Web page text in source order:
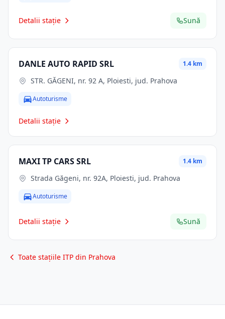
Detalii stație Sună
DANLE AUTO RAPID SRL 1.4 km
STR. GĂGENI, nr. 92 A, Ploiesti, jud. Prahova
Autoturisme
Detalii stație
MAXI TP CARS SRL 1.4 km
Strada Găgeni, nr. 92A, Ploiesti, jud. Prahova
Autoturisme
Detalii stație Sună
Toate stațiile ITP din Prahova